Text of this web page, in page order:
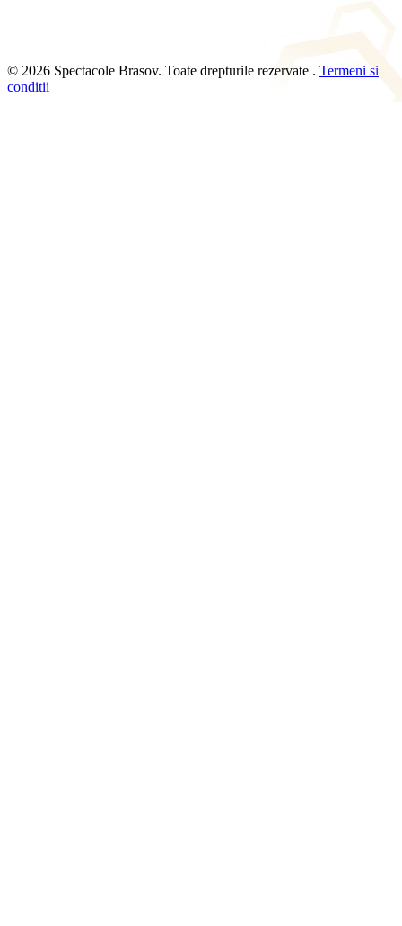
© 2026 Spectacole Brasov. Toate drepturile rezervate . Termeni si
conditii